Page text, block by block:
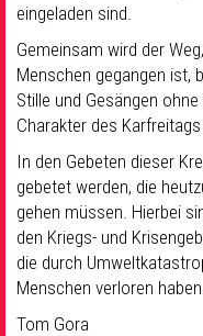
Gemeinschaft & Soziales
Musik& Kultur
Seelsorge & Kontakt
eingeladen sind.
Gemeinsam wird der
Menschen gegangen ist,
Stille und Gesängen
Charakter des
In den Gebeten dieser
gebetet werden, die
gehen müssen. Hierbei
den Kriegs- und
die durch
Menschen verloren
Tom Gora